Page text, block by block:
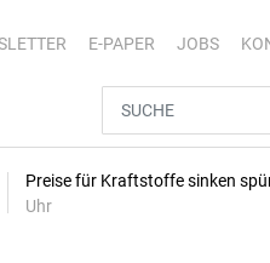
E-PAPER JOBS
Preise für Kraftstoffe sinken
Uhr